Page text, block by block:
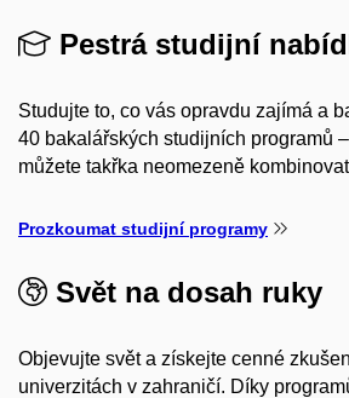
Pestrá studijní
Studujte to, co vás opravdu zajímá a
40 bakalářských studijních programů
můžete takřka neomezeně
Prozkoumat studijní programy
Svět na dosah ruky
Objevujte svět a získejte cenné
univerzitách v zahraničí. Díky